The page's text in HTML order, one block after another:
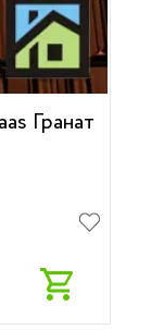
Гранат